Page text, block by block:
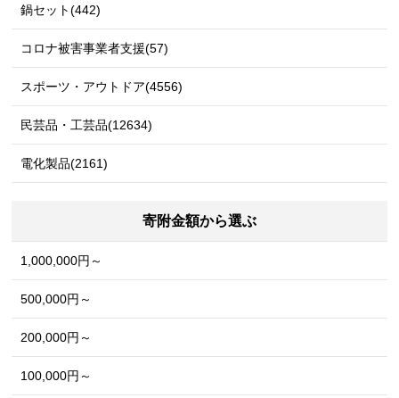
鍋セット(442)
コロナ被害事業者支援(57)
スポーツ・アウトドア(4556)
民芸品・工芸品(12634)
電化製品(2161)
寄附金額から選ぶ
1,000,000円～
500,000円～
200,000円～
100,000円～